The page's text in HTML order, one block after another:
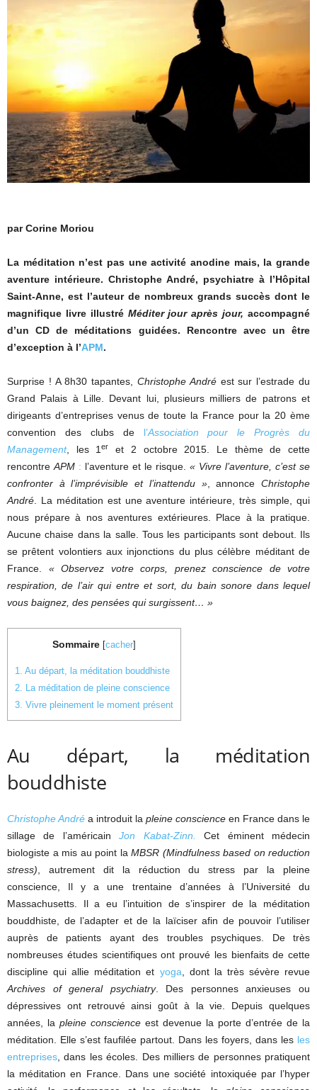
par Corine Moriou
La méditation n’est pas une activité anodine mais, la grande
aventure intérieure. Christophe André, psychiatre à l’Hôpital
Saint-Anne, est l’auteur de nombreux grands succès dont le
magnifique livre illustré Méditer jour après jour,accompagné
d’un CD de méditations guidées. Rencontre avec un être
d’exception à l’APM.
Surprise ! A 8h30 tapantes, Christophe Andréest sur l’estrade du
Grand Palais à Lille. Devant lui, plusieurs milliers de patrons et
dirigeants d’entreprises venus de toute la France pour la 20 ème
convention des clubs de l’Association pour le Progrès du
Management, les 1er
et 2 octobre 2015. Le thème de cette
rencontreAPM : l’aventure et le risque. « Vivre l’aventure, c’est se
confronter à l’imprévisible et l’inattendu », annonceChristophe
André. La méditation est une aventure intérieure, très simple, qui
nous prépare à nos aventures extérieures. Place à la pratique.
Aucune chaise dans la salle. Tous les participants sont debout. Ils
se prêtent volontiers aux injonctions du plus célèbre méditant de
France. « Observez votre corps, prenez conscience de votre
respiration, de l’air qui entre et sort, du bain sonore dans lequel
vous baignez, des pensées qui surgissent… »
Sommaire cacher
1. Au départ, la méditation bouddhiste
2. La méditation de pleine conscience
3. Vivre pleinement le moment présent
Au départ, la méditation
bouddhiste
Christophe André a introduit la pleine conscience en France dans le
sillage de l’américainJon Kabat-Zinn.
Cet éminent médecin
biologiste a mis au point la MBSR (Mindfulness based on reduction
stress), autrement dit la réduction du stress par la pleine
conscience, Il y a une trentaine d’années à l’Université du
Massachusetts. Il a eu l’intuition de s’inspirer de la méditation
bouddhiste, de l’adapter et de la laïciser afin de pouvoir l’utiliser
auprès de patients ayant des troubles psychiques. De très
nombreuses études scientifiques ont prouvé les bienfaits de cette
discipline qui allie méditation et yoga, dont la très sévère revue
Archives of general psychiatry. Des personnes anxieuses ou
dépressives ont retrouvé ainsi goût à la vie. Depuis quelques
années, la pleine conscience est devenue la porte d’entrée de la
méditation. Elle s’est faufilée partout. Dans les foyers, dans les les
entreprises, dans les écoles. Des milliers de personnes pratiquent
la méditation en France. Dans une société intoxiquée par l’hyper